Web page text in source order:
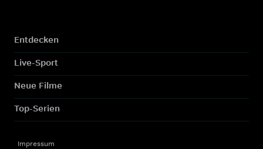
Entdecken
Live-Sport
Neue Filme
Top-Serien
Impressum